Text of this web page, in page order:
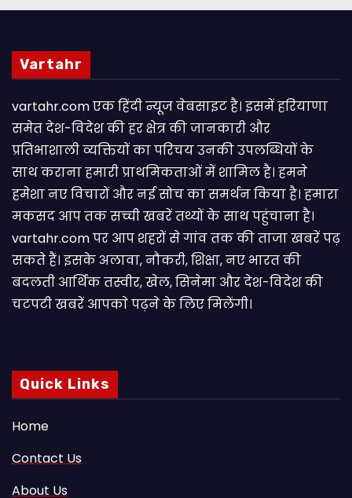
Vartahr
vartahr.com एक हिंदी न्यूज वेबसाइट है। इसमें हरियाणा
समेत देश-विदेश की हर क्षेत्र की जानकारी और
प्रतिभाशाली व्यक्तियों का परिचय उनकी उपलब्धियों के
साथ कराना हमारी प्राथमिकताओं में शामिल है। हमने
हमेशा नए विचारों और नई सोच का समर्थन किया है। हमारा
मकसद आप तक सच्ची खबरें तथ्यों के साथ पहुंचाना है।
vartahr.com पर आप शहरों से गांव तक की ताजा खबरें पढ़
सकते हैं। इसके अलावा, नौकरी, शिक्षा, नए भारत की
बदलती आर्थिक तस्वीर, खेल, सिनेमा और देश-विदेश की
चटपटी खबरें आपकाे पढ़ने के लिए मिलेंगी।
Quick Links
Home
Contact Us
About Us